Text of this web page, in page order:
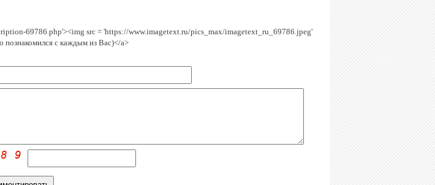
69786.php'><img src = 'https://www.imagetext.ru/pics_max/imagetext_ru_69786.jpeg'
познакомился с каждым из Вас)</a>